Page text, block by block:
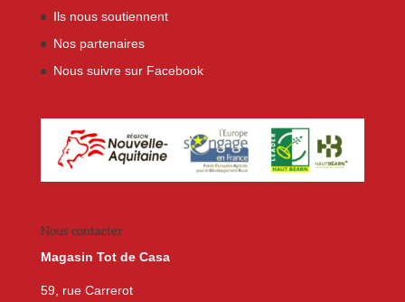
Ils nous soutiennent
Nos partenaires
Nous suivre sur Facebook
Nous contacter
Magasin Tot de Casa
59, rue Carrerot